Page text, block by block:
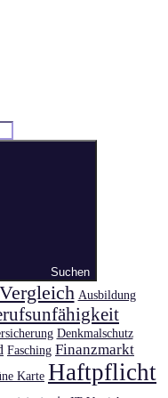
Suchen
Ausbildung
Denkmalschutz
Fasching Finanzmarkt
Karte Haftpflicht